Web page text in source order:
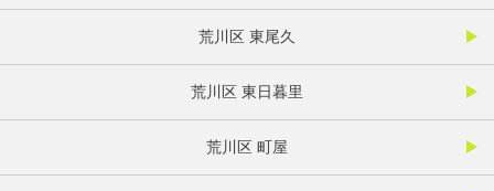
荒川区 東尾久
荒川区 東日暮里
荒川区 町屋